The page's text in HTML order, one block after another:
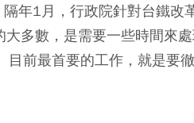
年1月，行政院針對台鐵
多數，是需要一些時間來
目前最首要的工作，就是要